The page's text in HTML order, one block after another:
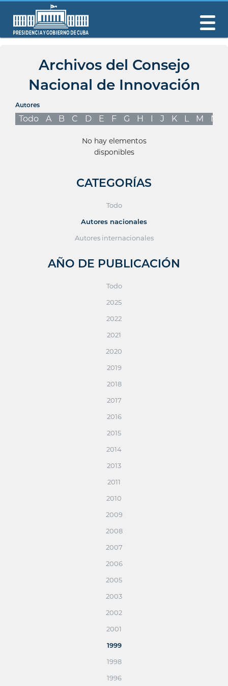
Archivos del Consejo
Nacional de Innovación
Autores
Todo A B C D E F G H I J K L M N
No hay elementos
disponibles
CATEGORÍAS
Todo
Autores nacionales
Autores internacionales
AÑO DE PUBLICACIÓN
Todo
2025
2022
2021
2020
2019
2018
2017
2016
2015
2014
2013
2011
2010
2009
2008
2007
2006
2005
2003
2002
2001
1999
1998
1996